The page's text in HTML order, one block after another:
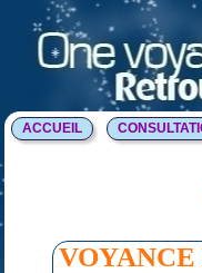
ACCUEIL